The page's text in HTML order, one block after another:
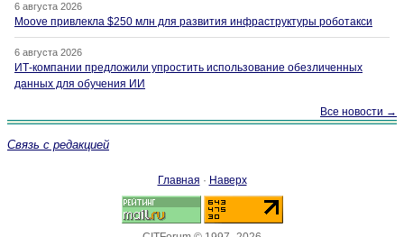
6 августа 2026
Moove привлекла $250 млн для развития инфраструктуры роботакси
6 августа 2026
ИТ-компании предложили упростить использование обезличенных
данных для обучения ИИ
Все новости →
Связь с редакцией
Главная · Наверх